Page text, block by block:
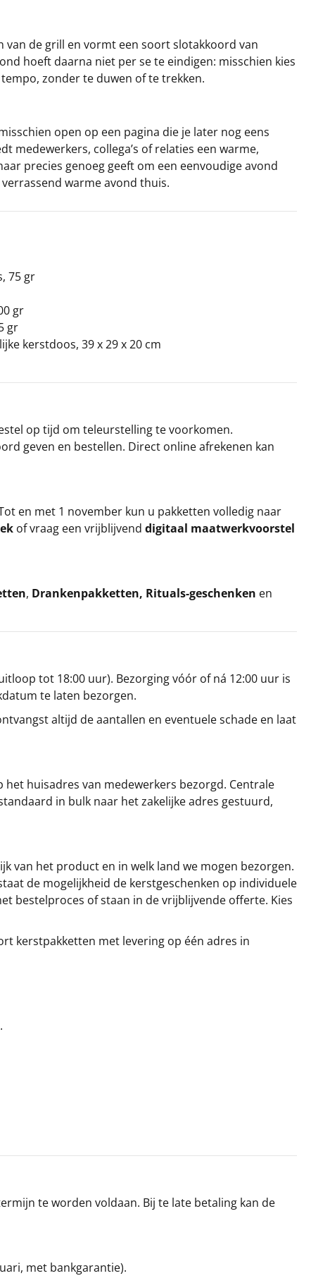
van de grill en vormt een soort slotakkoord van
hoeft daarna niet per se te eindigen: misschien kies
zonder te duwen of te trekken.
open op een pagina die je later nog eens
medewerkers, collega’s of relaties een warme,
precies genoeg geeft om een eenvoudige avond
warme avond thuis.
75 gr
gr
gr
kerstdoos, 39 x 29 x 20 cm
op tijd om teleurstelling te voorkomen.
geven en bestellen. Direct online afrekenen kan
en met 1 november kun u pakketten volledig naar
of vraag een vrijblijvend digitaal maatwerkvoorstel
, Drankenpakketten, Rituals-geschenken en
tot 18:00 uur). Bezorging vóór of ná 12:00 uur is
te laten bezorgen.
altijd de aantallen en eventuele schade en laat
huisadres van medewerkers bezorgd. Centrale
in bulk naar het zakelijke adres gestuurd,
van het product en in welk land we mogen bezorgen.
de mogelijkheid de kerstgeschenken op individuele
bestelproces of staan in de vrijblijvende offerte. Kies
kerstpakketten met levering op één adres in
te worden voldaan. Bij te late betaling kan de
met bankgarantie).